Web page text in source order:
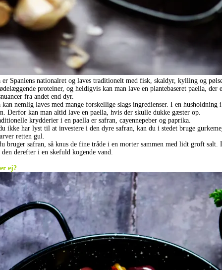
er Spaniens nationalret og laves traditionelt med fisk, skaldyr, kylling og
proteiner, og heldigvis kan man lave en plantebaseret paella, der
fra andet end dyr.
kan nemlig laves med mange forskellige slags ingredienser. I en husholdning
Derfor kan man altid lave en paella, hvis der skulle dukke gæster op.
krydderier i en paella er safran, cayennepeber og paprika.
ikke har lyst til at investere i den dyre safran, kan du i stedet bruge
retten gul.
bruger safran, så knus de fine tråde i en morter sammen med lidt groft salt.
den derefter i en skefuld kogende vand.
ej?